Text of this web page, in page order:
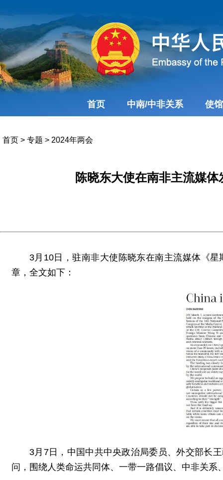
首页 中南/中非关系 使
首页 > 专题 > 2024年两会
陈晓东大使在南非主流媒
3月10日，驻南非大使陈晓东在南主流媒体《
章，全文如下：
3月7日，中国中共中央政治局委员、外交部长
问，围绕人类命运共同体、一带一路倡议、中非关